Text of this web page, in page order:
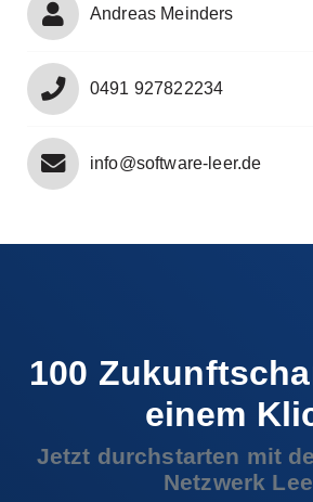
Andreas Meinders
0491 927822234
info@software-leer.de
100
einem
Jetzt durchstarten mit
Netzwerk